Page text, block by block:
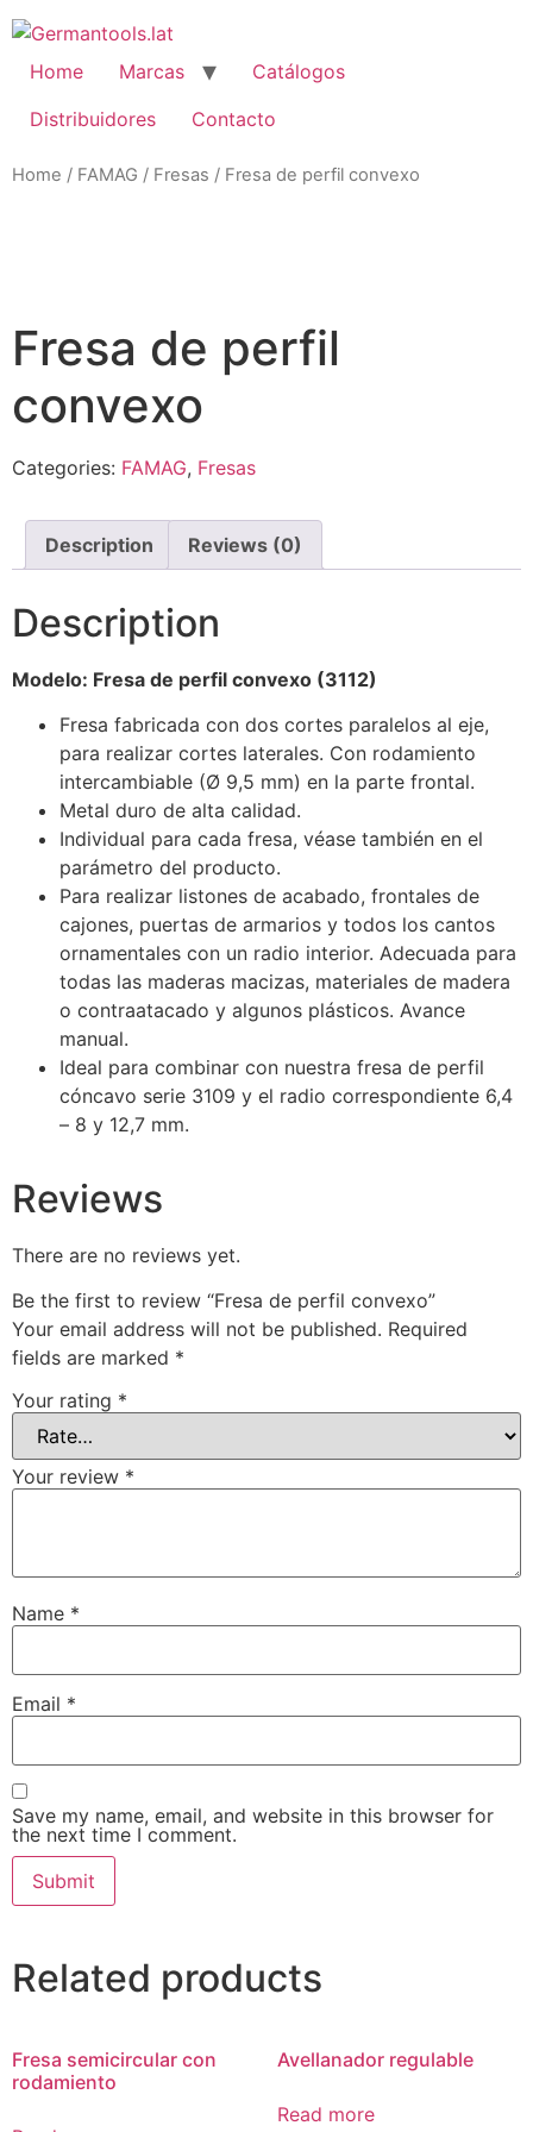
Skip
to
content
Home Marcas
Catálogos
Distribuidores
Contacto
Home / FAMAG / Fresas / Fresa de perfil convexo
Fresa de perfil
convexo
Categories: FAMAG, Fresas
Description Reviews (0)
Description
Modelo: Fresa de perfil convexo (3112)
Fresa fabricada con dos cortes paralelos al eje,
para realizar cortes laterales. Con rodamiento
intercambiable (Ø 9,5 mm) en la parte frontal.
Metal duro de alta calidad.
Individual para cada fresa, véase también en el
parámetro del producto.
Para realizar listones de acabado, frontales de
cajones, puertas de armarios y todos los cantos
ornamentales con un radio interior. Adecuada para
todas las maderas macizas, materiales de madera
o contraatacado y algunos plásticos. Avance
manual.
Ideal para combinar con nuestra fresa de perfil
cóncavo serie 3109 y el radio correspondiente 6,4
– 8 y 12,7 mm.
Reviews
There are no reviews yet.
Be the first to review “Fresa de perfil convexo”
Your email address will not be published. Required
fields are marked *
Your rating *
Your review *
Name *
Email *
Save my name, email, and website in this browser for
the next time I comment.
Related products
Fresa semicircular con
rodamiento
Avellanador regulable
Read more